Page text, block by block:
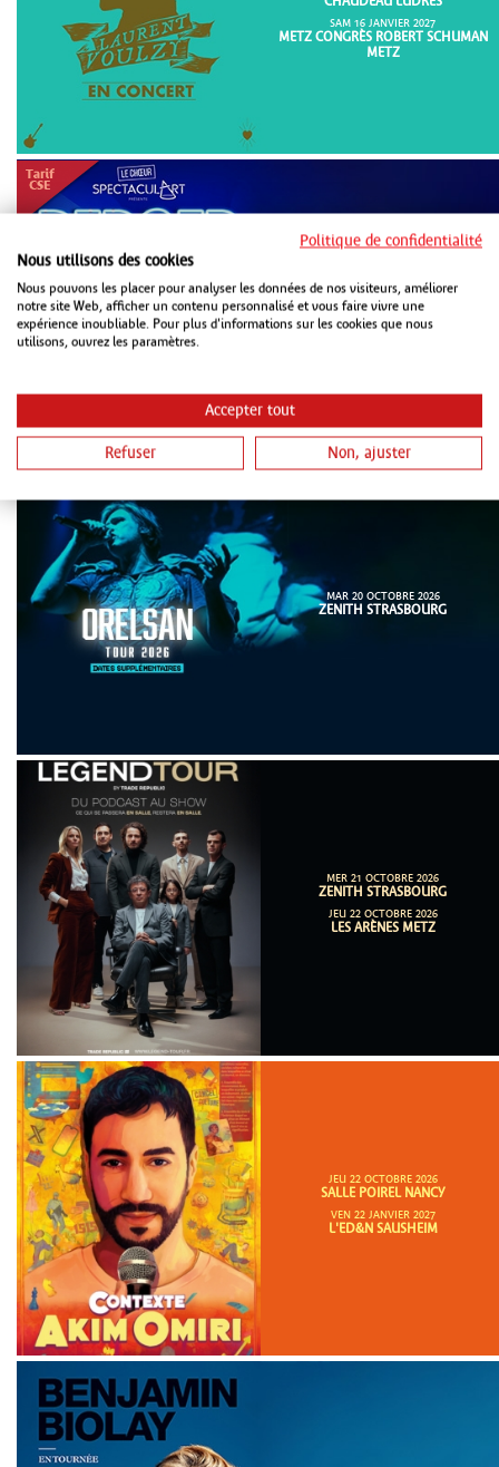
SAM 16 JANVIER 2027
METZ CONGRÈS ROBERT SCHUMAN
METZ
DIM 18 OCTOBRE 2026
METZ CONGRÈS ROBERT SCHUMAN
METZ
MAR 20 OCTOBRE 2026
ZENITH STRASBOURG
MER 21 OCTOBRE 2026
ZENITH STRASBOURG
JEU 22 OCTOBRE 2026
LES ARÈNES METZ
JEU 22 OCTOBRE 2026
SALLE POIREL NANCY
VEN 22 JANVIER 2027
L'ED&N SAUSHEIM
Politique de confidentialité
Nous utilisons des cookies
Nous pouvons les placer pour analyser les données de nos visiteurs, améliorer
notre site Web, afficher un contenu personnalisé et vous faire vivre une
expérience inoubliable. Pour plus d'informations sur les cookies que nous
utilisons, ouvrez les paramètres.
Accepter tout
Refuser Non, ajuster